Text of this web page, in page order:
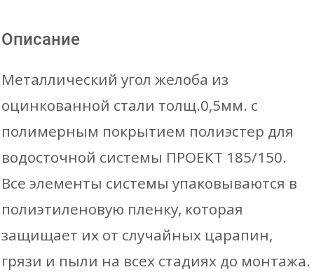
Описание
Металлический угол желоба из
оцинкованной стали толщ.0,5мм. с
полимерным покрытием полиэстер для
водосточной системы ПРОЕКТ 185/150.
Все элементы системы упаковываются в
полиэтиленовую пленку, которая
защищает их от случайных царапин,
грязи и пыли на всех стадиях до монтажа.